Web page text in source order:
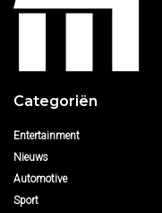
Categoriën
Entertainment
Nieuws
Automotive
Sport